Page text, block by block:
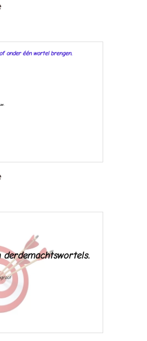
onder één wortel brengen.